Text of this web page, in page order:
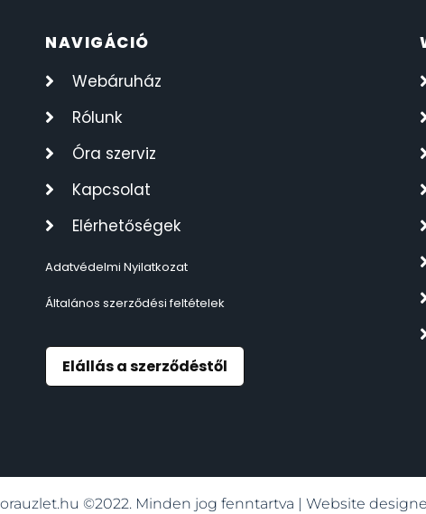
NAVIGÁCIÓ
Webáruház
Rólunk
Óra szerviz
Kapcsolat
Elérhetőségek
Adatvédelmi Nyilatkozat
Általános szerződési feltételek
Elállás a szerződéstől
orauzlet.hu ©2022. Minden jog fenntartva | Website
SZÁMOLÓGÉPEK
SZÍJAK
TISSOT
VOSTOK
ZSEBÓRÁK